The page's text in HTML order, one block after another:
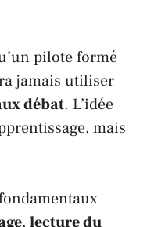
pilote formé
jamais utiliser
débat. L’idée
mais
, lecture du